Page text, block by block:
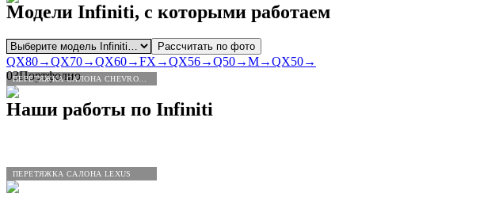
ПЕРЕТЯЖКА САЛОНА LEXUS
Модели Infiniti, с которыми работаем
Рассчитать по фото
QX80→QX70→QX60→FX→QX56→Q50→M→QX50→
03Портфолио
Наши работы по Infiniti